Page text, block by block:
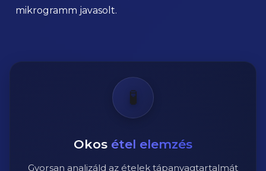
mikrogramm javasolt.
🧪
Okos étel elemzés
Gyorsan analizáld az ételek tápanyagtartalmát